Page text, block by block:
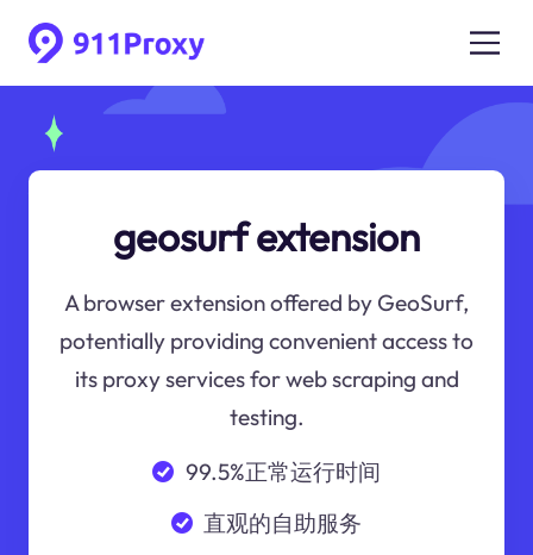
geosurf extension
A browser extension offered by GeoSurf,
potentially providing convenient access to
its proxy services for web scraping and
testing.
99.5%正常运行时间
直观的自助服务